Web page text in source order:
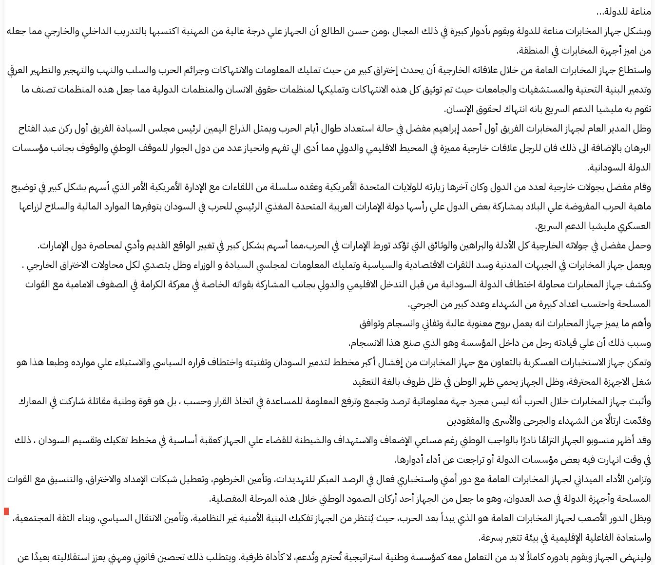
مناعة للدولة…
ويشكل جهاز المخابرات مناعة للدولة ويقوم بأدوار كبيرة في ذلك المجال ،ومن حسن الطالع أن الجهاز علي درجة عالية من المهنية اكتسبها بالتدريب الداخلي والخارجي مما جعله
من اميز أجهزة المخابرات في المنطقة.
واستطاع جهاز المخابرات العامة من خلال علاقاته الخارجية أن يحدث إختراق كبير من حيث تمليك المعلومات والانتهاكات وجرائم الحرب والسلب والنهب والتهجير والتطهير العرقي
وتدمير البنية التحتية والمستشفيات والجامعات حيث تم توثيق كل هذه الانتهاكات وتمليكها لمنظمات حقوق الانسان والمنظمات الدولية مما جعل هذه المنظمات تصنف ما
تقوم به مليشيا الدعم السريع بانه انتهاك لحقوق الإنسان.
وظل المدير العام لجهاز المخابرات الفريق أول أحمد إبراهيم مفضل في حالة استعداد طوال أيام الحرب ويمثل الذراع اليمين لرئيس مجلس السيادة الفريق أول ركن عبد الفتاح
البرهان بالإضافة الى ذلك فان للرجل علاقات خارجية مميزة في المحيط الاقليمي والدولي مما أدى الي تفهم وانحياز عدد من دول الجوار للموقف الوطني والوقوف بجانب مؤسسات
الدولة السودانية.
وقام مفضل بجولات خارجية لعدد من الدول وكان آخرها زيارته للولايات المتحدة الأمريكية وعقده سلسلة من اللقاءات مع الإدارة الأمريكية الأمر الذي أسهم بشكل كبير في توضيح
ماهية الحرب المفروضة علي البلاد بمشاركة بعض الدول علي رأسها دولة الإمارات العربية المتحدة المغذي الرئيسي للحرب في السودان بتوفيرها الموارد المالية والسلاح لزراعها
العسكري مليشيا الدعم السريع.
وحمل مفضل في جولاته الخارجية كل الأدلة والبراهين والوثائق التي تؤكد تورط الإمارات في الحرب،مما أسهم بشكل كبير في تغيير الواقع القديم وأدي لمحاصرة دول الإمارات.
ويعمل جهاز المخابرات في الجبهات المدنية وسد الثقرات الاقتصادية والسياسية وتمليك المعلومات لمجلسي السيادة و الوزراء وظل يتصدي لكل محاولات الاختراق الخارجي .
وكشف جهاز المخابرات محاولة اختطاف الدولة السودانية من قبل التدخل الاقليمي والدولي بجانب المشاركة بقواته الخاصة في معركة الكرامة في الصفوف الامامية مع القوات
المسلحة واحتسب اعداد كبيرة من الشهداء وعدد كبير من الجرحي.
وأهم ما يميز جهاز المخابرات انه يعمل بروح معنوية عالية وتفاني وانسجام وتوافق
وسبب ذلك أن علي قيادته رجل من داخل المؤسسة وهو الذي صنع هذا الانسجام.
وتمكن جهاز الاستخبارات العسكرية بالتعاون مع جهاز المخابرات من إفشال أكبر مخطط لتدمير السودان وتفتيته واختطاف قراره السياسي والاستيلاء علي موارده وطبعا هذا هو
شغل الاجهزة المحترفة، وظل الجهاز يحمي ظهر الوطن في ظل ظروف بالغة التعقيد
وأثبت جهاز المخابرات خلال الحرب أنه ليس مجرد جهة معلوماتية ترصد وتجمع وترفع المعلومة للمساعدة في اتخاذ القرار وحسب ، بل هو قوة وطنية مقاتلة شاركت في المعارك
وقدّمت ارتالًا من الشهداء والجرحى والأسرى والمفقودين
وقد أظهر منسوبو الجهاز التزامًا نادرًا بالواجب الوطني رغم مساعي الإضعاف والاستهداف والشيطنة للقضاء علي الجهاز كعقبة أساسية في مخطط تفكيك وتقسيم السودان ، ذلك
في وقت انهارت فيه بعض مؤسسات الدولة أو تراجعت عن أداء أدوارها.
وتزامن الأداء الميداني لجهاز المخابرات العامة مع دور أمني واستخباري فعال في الرصد المبكر للتهديدات، وتأمين الخرطوم، وتعطيل شبكات الإمداد والاختراق، والتنسيق مع القوات
المسلحة وأجهزة الدولة في صد العدوان، وهو ما جعل من الجهاز أحد أركان الصمود الوطني خلال هذه المرحلة المفصلية.
ويظل الدور الأصعب لجهاز المخابرات العامة هو الذي يبدأ بعد الحرب، حيث يُنتظر من الجهاز تفكيك البنية الأمنية غير النظامية، وتأمين الانتقال السياسي، وبناء الثقة المجتمعية،
واستعادة الفاعلية الإقليمية في بيئة تتغير بسرعة.
ولينهض الجهاز ويقوم بادوره كاملاً لا بد من التعامل معه كمؤسسة وطنية استراتيجية تُحترم وتُدعم، لا كأداة ظرفية. ويتطلب ذلك تحصين قانوني ومهني يعزز استقلاليته بعيدًا عن